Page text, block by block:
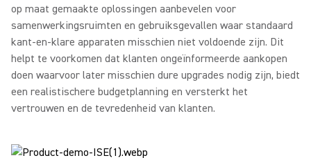
op maat gemaakte oplossingen aanbevelen voor
samenwerkingsruimten en gebruiksgevallen waar standaard
kant-en-klare apparaten misschien niet voldoende zijn. Dit
helpt te voorkomen dat klanten ongeïnformeerde aankopen
doen waarvoor later misschien dure upgrades nodig zijn, biedt
een realistischere budgetplanning en versterkt het
vertrouwen en de tevredenheid van klanten.